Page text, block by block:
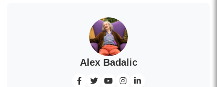
Alex Badalic